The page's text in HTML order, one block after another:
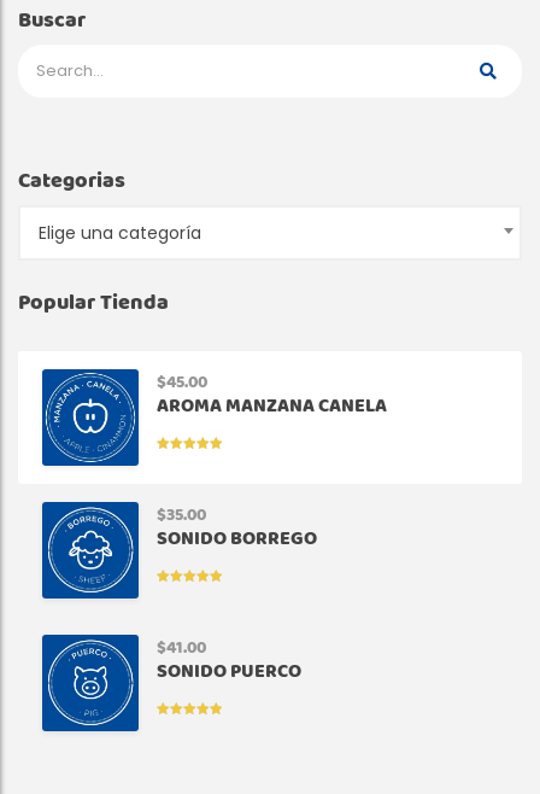
Buscar
Categorias
Elige una categoría
Popular Tienda
$45.00
AROMA MANZANA CANELA
$35.00
SONIDO BORREGO
$41.00
SONIDO PUERCO